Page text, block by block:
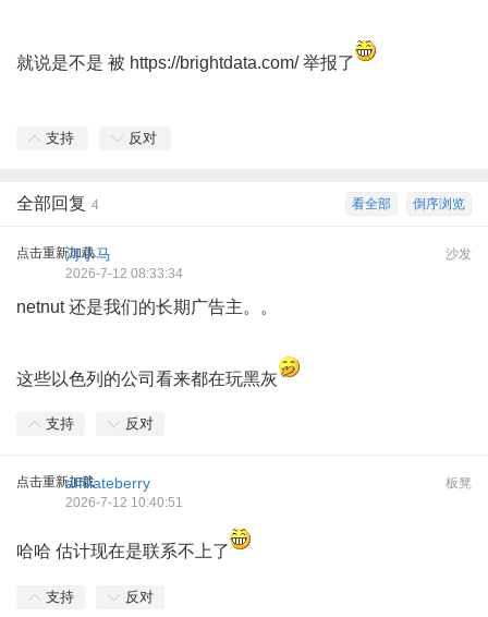
就说是不是 被 https://brightdata.com/举报了
支持 反对
倒序浏览
看全部
全部回复 4
点击重新加载 沙发
河小马
2026-7-12 08:33:34
netnut 还是我们的长期广告主。。
这些以色列的公司看来都在玩黑灰
支持 反对
点击重新加载 板凳
affiliateberry
2026-7-12 10:40:51
哈哈 估计现在是联系不上了
支持 反对